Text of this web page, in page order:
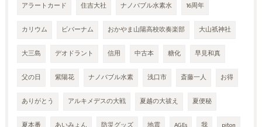
アラートカード 住吉大社 ナノバブル水素水 16周年
カリウム ビバーナム おかやま山陽高校吹奏楽部 大山祇神社
大三島 デオドラント 信用 中古本 糖化 早見和真
父の日 紫陽花 ナノバブル水素 浅口市 斎藤一人 お得
ありがとう アルキメデスの大戦 夏越の大祓え 夏便秘